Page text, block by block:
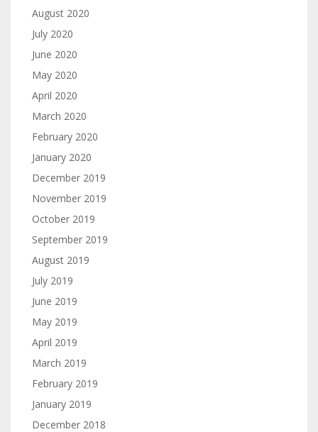
August 2020
July 2020
June 2020
May 2020
April 2020
March 2020
February 2020
January 2020
December 2019
November 2019
October 2019
September 2019
August 2019
July 2019
June 2019
May 2019
April 2019
March 2019
February 2019
January 2019
December 2018